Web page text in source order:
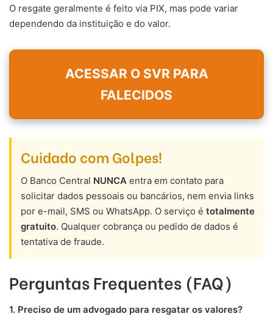
O resgate geralmente é feito via PIX, mas pode variar
dependendo da instituição e do valor.
ACESSAR O SVR PARA
FALECIDOS
Cuidado com Golpes!
O Banco Central NUNCA entra em contato para
solicitar dados pessoais ou bancários, nem envia links
por e-mail, SMS ou WhatsApp. O serviço é totalmente
gratuito. Qualquer cobrança ou pedido de dados é
tentativa de fraude.
Perguntas Frequentes (FAQ)
1. Preciso de um advogado para resgatar os valores?